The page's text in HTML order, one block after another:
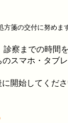
箋の交付に努めます
察までの時間
スマホ・タブ
に開始してくださ